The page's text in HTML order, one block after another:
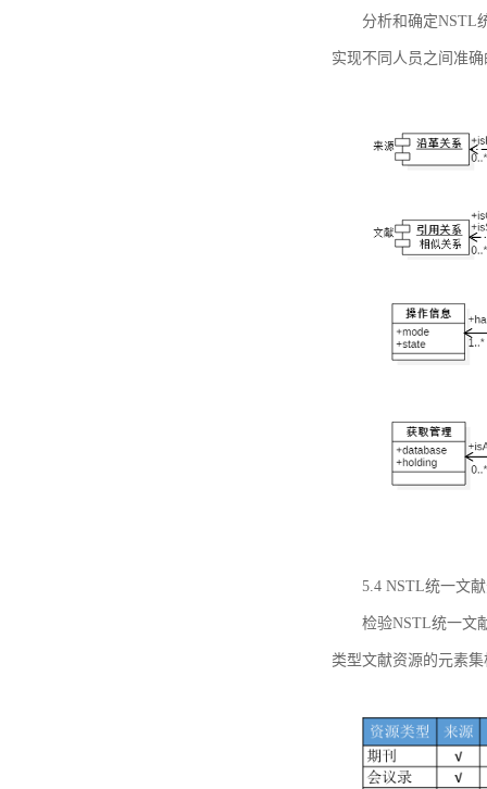
分析和确定NSTL
实现不同人员之间准
5.4 NSTL统一文
检验NSTL统一文
类型文献资源的元素